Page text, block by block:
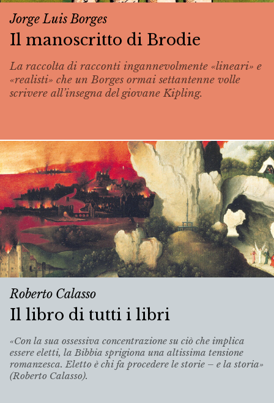
Jorge Luis Borges
Il manoscritto di Brodie
La raccolta di racconti ingannevolmente «lineari» e
«realisti» che un Borges ormai settantenne volle
scrivere all’insegna del giovane Kipling.
Roberto Calasso
Il libro di tutti i libri
«Con la sua ossessiva concentrazione su ciò che implica
essere eletti, la Bibbia sprigiona una altissima tensione
romanzesca. Eletto è chi fa procedere le storie – e la storia»
(Roberto Calasso).